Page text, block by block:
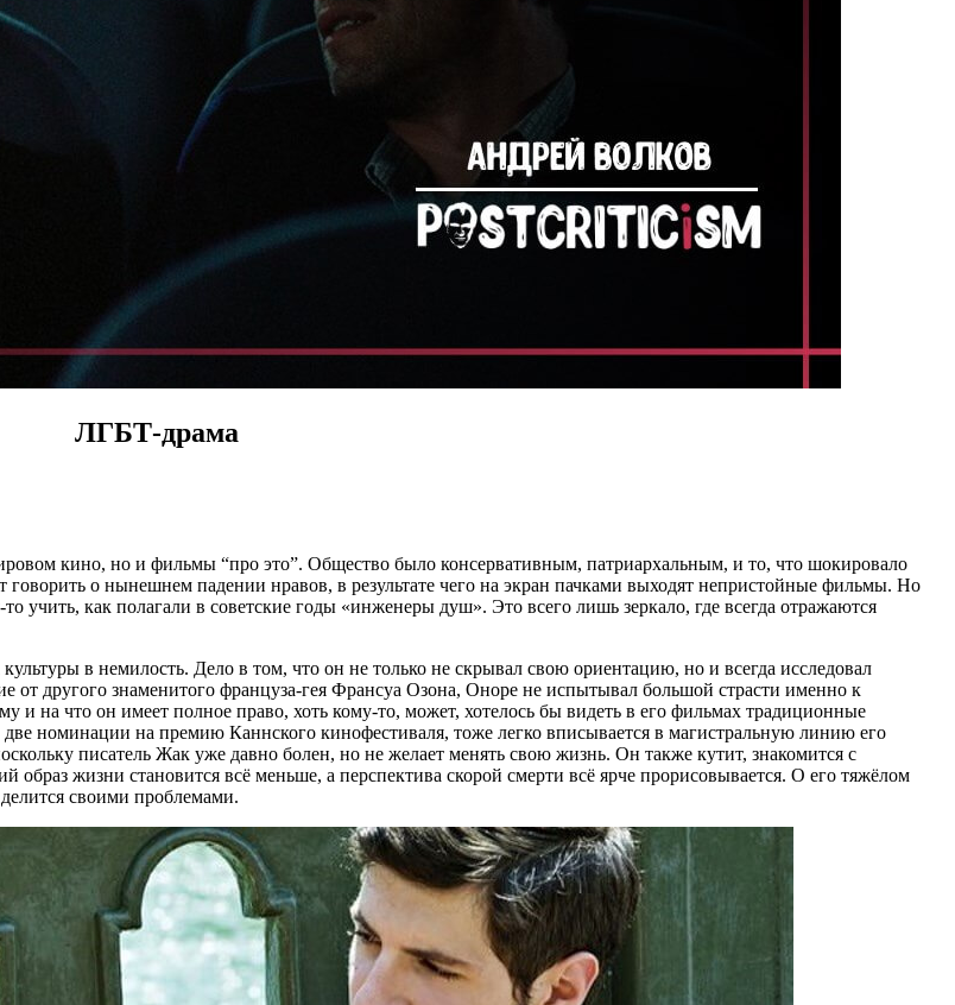
ЛГБТ-драма
кино, но и фильмы “про это”. Общество было консервативным, патриархальным, и то, что шокировало
о нынешнем падении нравов, в результате чего на экран пачками выходят непристойные фильмы. Но
учить, как полагали в советские годы «инженеры душ». Это всего лишь зеркало, где всегда отражаются
в немилость. Дело в том, что он не только не скрывал свою ориентацию, но и всегда исследовал
другого знаменитого француза-гея Франсуа Озона, Оноре не испытывал большой страсти именно к
на что он имеет полное право, хоть кому-то, может, хотелось бы видеть в его фильмах традиционные
номинации на премию Каннского кинофестиваля, тоже легко вписывается в магистральную линию его
писатель Жак уже давно болен, но не желает менять свою жизнь. Он также кутит, знакомится с
жизни становится всё меньше, а перспектива скорой смерти всё ярче прорисовывается. О его тяжёлом
своими проблемами.